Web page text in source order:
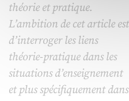
théorie et pratique.
L’ambition de cet article est
d’interroger les liens
théorie-pratique dans les
situations d’enseignement
et plus spécifiquement dans